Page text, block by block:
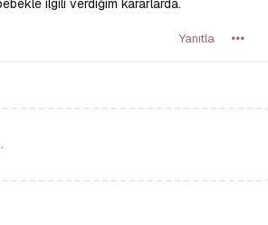
ilgili verdiğim kararlarda.
Yanıtla